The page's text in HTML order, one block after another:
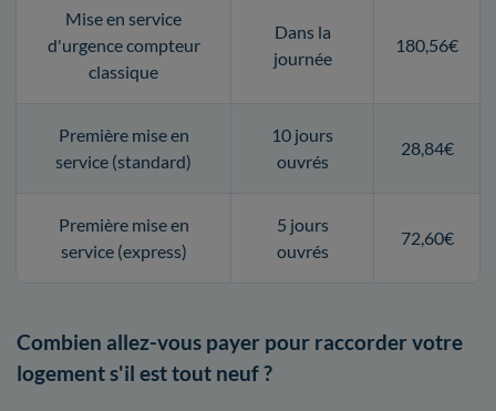
Mise en service
d'urgence compteur
classique
Dans la
journée
180,56€
Première mise en
service (standard)
10 jours
ouvrés
28,84€
Première mise en
service (express)
5 jours
ouvrés
72,60€
Combien allez-vous payer pour raccorder votre
logement s'il est tout neuf ?